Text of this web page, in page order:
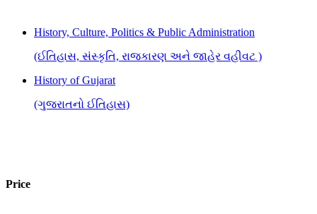
History, Culture, Politics & Public Administration
(ઈતિહાસ, સંસ્કૃતિ, રાજકારણ અને જાહેર વહીવટ )
History of Gujarat
(ગુજરાતનો ઈતિહાસ)
Price